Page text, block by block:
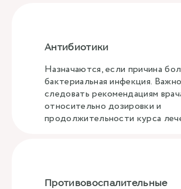
Антибиотики
Назначаются, если причина
бактериальная инфекция.
следовать рекомендациям
относительно дозировки и
продолжительности курса
Противовоспалительные